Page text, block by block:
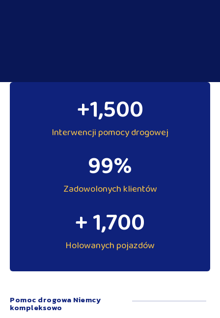
+1,500
Interwencji pomocy drogowej
99%
Zadowolonych klientów
+ 1,700
Holowanych pojazdów
Pomoc drogowa Niemcy
kompleksowo